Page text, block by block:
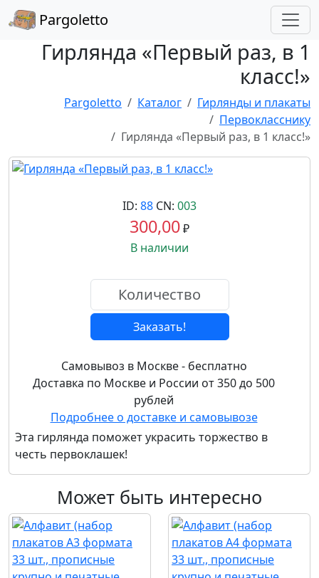
Pargoletto
Гирлянда «Первый раз, в 1
класс!»
Pargoletto Каталог
Гирлянды и плакаты
Первокласснику
Гирлянда «Первый раз, в 1 класс!»
ID: 88 CN: 003
300,00₽
В наличии
Заказать!
Самовывоз в Москве - бесплатно
Доставка по Москве и России от 350 до 500
рублей
Подробнее о доставке и самовывозе
Эта гирлянда поможет украсить торжество в
честь первоклашек!
Может быть интересно